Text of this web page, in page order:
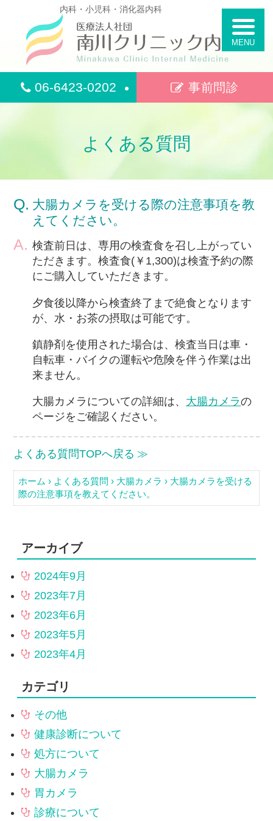
内科・小児科・消化器内科
06-6423-0202 事前問診
よくある質問
大腸カメラを受ける際の注意事項を教
えてください。
検査前日は、専用の検査食を召し上がってい
ただきます。検査食(￥1,300)は検査予約の際
にご購入していただきます。
夕食後以降から検査終了まで絶食となります
が、水・お茶の摂取は可能です。
鎮静剤を使用された場合は、検査当日は車・
自転車・バイクの運転や危険を伴う作業は出
来ません。
大腸カメラについての詳細は、 大腸カメラの
ページをご確認ください。
よくある質問TOPへ戻る
ホーム › よくある質問 › 大腸カメラ › 大腸カメラを受ける
際の注意事項を教えてください。
アーカイブ
2024年9月
2023年7月
2023年6月
2023年5月
2023年4月
カテゴリ
その他
健康診断について
処方について
大腸カメラ
胃カメラ
診療について